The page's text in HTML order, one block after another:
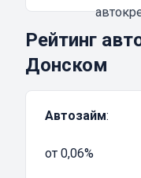
Из
можно выделить:
минимум
выдача
Обращаясь в
Рейтинг
Донском
Автозайм:
от 0,06%